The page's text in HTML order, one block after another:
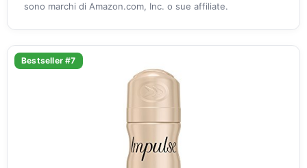
sono marchi di Amazon.com, Inc. o sue affiliate.
Bestseller #7